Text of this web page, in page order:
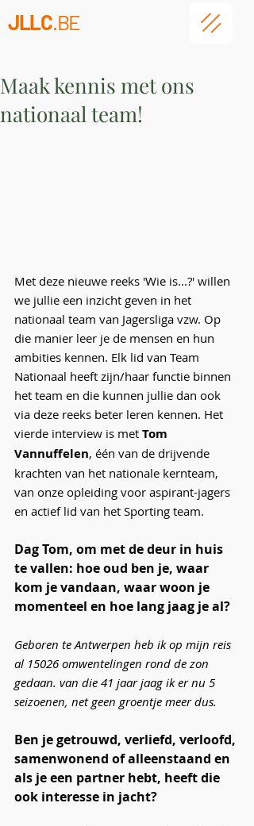
JLLC.BE
Maak kennis met ons
nationaal team!
Met deze nieuwe reeks 'Wie is...?' willen
we jullie een inzicht geven in het
nationaal team van Jagersliga vzw. Op
die manier leer je de mensen en hun
ambities kennen. Elk lid van Team
Nationaal heeft zijn/haar functie binnen
het team en die kunnen jullie dan ook
via deze reeks beter leren kennen. Het
vierde interview is met Tom
Vannuffelen, één van de drijvende
krachten van het nationale kernteam,
van onze opleiding voor aspirant-jagers
en actief lid van het Sporting team.
Dag Tom, om met de deur in huis
te vallen: hoe oud ben je, waar
kom je vandaan, waar woon je
momenteel en hoe lang jaag je al?
Geboren te Antwerpen heb ik op mijn reis
al 15026 omwentelingen rond de zon
gedaan. van die 41 jaar jaag ik er nu 5
seizoenen, net geen groentje meer dus.
Ben je getrouwd, verliefd, verloofd,
samenwonend of alleenstaand en
als je een partner hebt, heeft die
ook interesse in jacht?